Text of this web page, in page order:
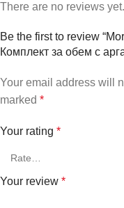
There are no reviews yet.
Be the first to review
Комплект за обем с
Your email address will
marked *
Your rating *
Your review *